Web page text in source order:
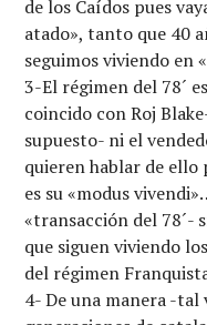
de los Caídos pues
atado», tanto que 40
seguimos viviendo en
3-El régimen del 78´
coincido con Roj
supuesto- ni el
quieren hablar de ello
es su «modus
«transacción del 78´-
que siguen viviendo
del régimen
4- De una manera -tal